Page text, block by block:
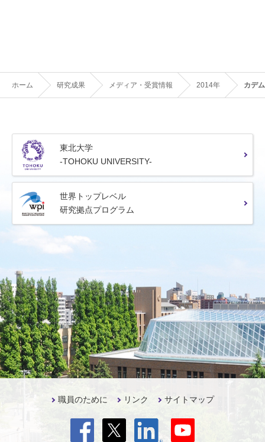
ホーム 研究成果 メディア・受賞情報 2014年 カデ
東北大学
-TOHOKU UNIVERSITY-
世界トップレベル
研究拠点プログラム
職員のために リンク サイトマップ